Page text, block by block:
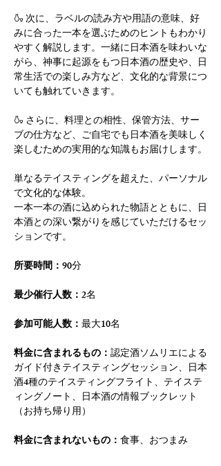
🍶 次に、ラベルの読み方や用語の意味、好
みに合った一本を選ぶためのヒントもわかり
やすく解説します。一緒に日本酒を味わいな
がら、神事に起源をもつ日本酒の歴史や、日
常生活での楽しみ方など、文化的な背景につ
いても触れていきます。
🍶 さらに、料理との相性、保管方法、サー
ブの仕方など、ご自宅でも日本酒を美味しく
楽しむための実用的な知識もお届けします。
単なるテイスティングを超えた、パーソナル
で文化的な体験。
一本一本の酒に込められた物語とともに、日
本酒との深い繋がりを感じていただけるセッ
ションです。
所要時間： 90分
最少催行人数： 2名
参加可能人数： 最大10名
料金に含まれるもの： 認定酒ソムリエによる
ガイド付きテイスティングセッション、日本
酒4種のテイスティングフライト、テイステ
ィングノート、日本酒の情報ブックレット
（お持ち帰り用）
料金に含まれないもの： 食事、おつまみ